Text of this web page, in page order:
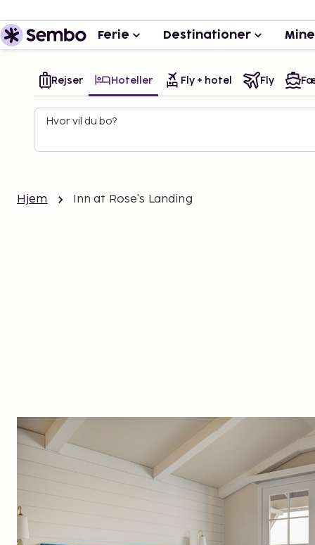
Ferie Destinationer
Rejser Hoteller Fly + hotel Fly
Hvor vil du bo?
Hjem Inn at Rose's Landing